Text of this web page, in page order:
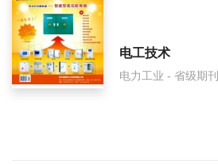
电工技术
电力工业 - 省级期刊